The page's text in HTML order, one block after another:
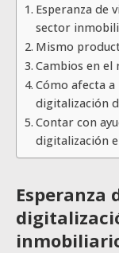
Esperanza de
sector
Mismo
Cambios en
Cómo afecta
digitalización
Contar con
digitalización
Esperanza